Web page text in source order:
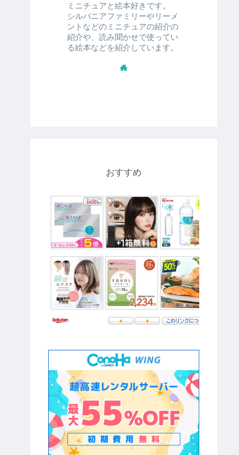
ミニチュアと絵本好きです。
シルバニアファミリーやリーメ
ントなどのミニチュアの紹介の
紹介や、読み聞かせで使ってい
る絵本などを紹介しています。
おすすめ